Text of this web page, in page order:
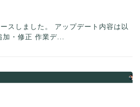
スしました。 アップデート内容は以
加・修正 作業デ...